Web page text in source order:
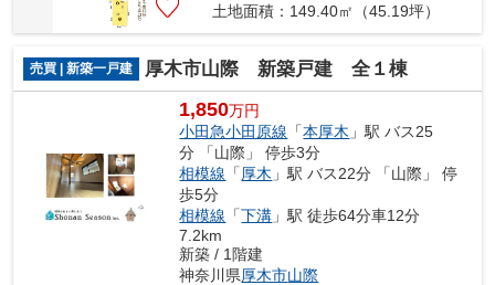
土地面積：149.40㎡（45.19坪）
売買 | 新築一戸建 厚木市山際 新築戸建 全１棟
1,850万円
小田急小田原線 「本厚木 」駅 バス25
分 「山際」 停歩3分
相模線 「厚木 」駅 バス22分 「山際」 停
歩5分
相模線 「下溝 」駅 徒歩64分車12分
7.2km
新築 / 1階建
神奈川県厚木市山際